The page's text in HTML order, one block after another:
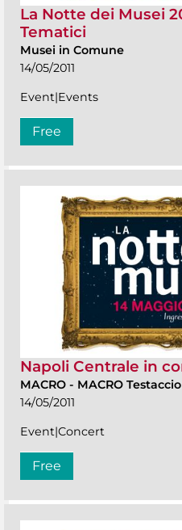
La Notte dei Musei
Tematici
Musei in Comune
14/05/2011
Event|Events
Free
Napoli Centrale in
MACRO - MACRO Testaccio
14/05/2011
Event|Concert
Free